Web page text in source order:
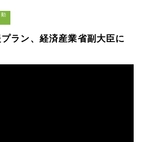
ラン、経済産業省副大臣に